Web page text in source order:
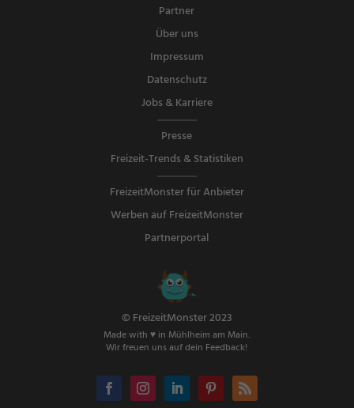
Partner
Über uns
Impressum
Datenschutz
Jobs & Karriere
Presse
Freizeit-Trends & Statistiken
FreizeitMonster für Anbieter
Werben auf FreizeitMonster
Partnerportal
© FreizeitMonster 2023
Made with ♥ in Mühlheim am Main.
Wir freuen uns auf dein Feedback!